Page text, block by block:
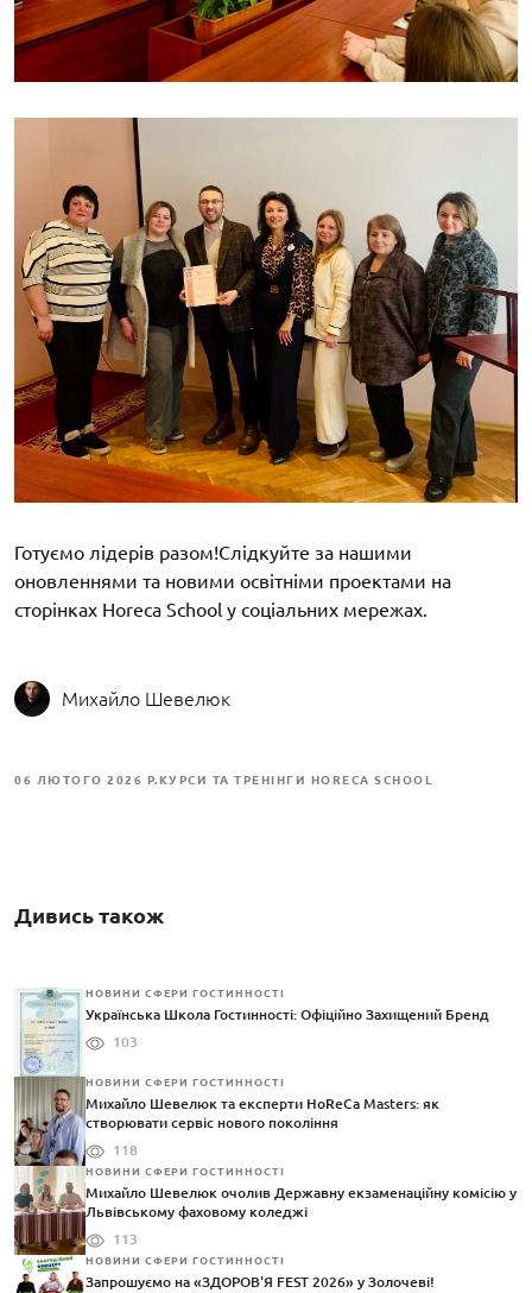
Готуємо лідерів разом!Слідкуйте за нашими
оновленнями та новими освітніми проектами на
сторінках Horeca School у соціальних мережах.
Михайло Шевелюк
06 ЛЮТОГО 2026 Р. КУРСИ ТА ТРЕНІНГИ HORECA SCHOOL
Дивись також
НОВИНИ СФЕРИ ГОСТИННОСТІ
Українська Школа Гостинності: Офіційно Захищений Бренд
103
НОВИНИ СФЕРИ ГОСТИННОСТІ
Михайло Шевелюк та експерти HoReCa Masters: як
створювати сервіс нового покоління
118
НОВИНИ СФЕРИ ГОСТИННОСТІ
Михайло Шевелюк очолив Державну екзаменаційну комісію у
Львівському фаховому коледжі
113
НОВИНИ СФЕРИ ГОСТИННОСТІ
Запрошуємо на «ЗДОРОВ'Я FEST 2026» у Золочеві!